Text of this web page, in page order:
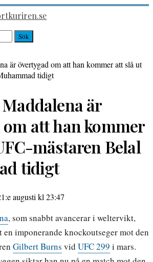
är
att han kommer
mästaren Belal
tidigt
augusti kl 23:47
, som snabbt avancerar i weltervikt,
imponerande knockoutseger mot den
Gilbert Burns vid UFC 299 i mars.